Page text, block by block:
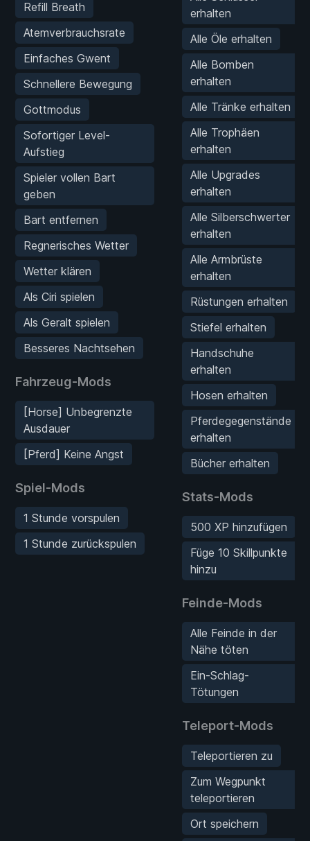
Refill Breath
Atemverbrauchsrate
Einfaches Gwent
Schnellere Bewegung
Gottmodus
Sofortiger Level-
Aufstieg
Spieler vollen Bart
geben
Bart entfernen
Regnerisches Wetter
Wetter klären
Als Ciri spielen
Als Geralt spielen
Besseres Nachtsehen
Fahrzeug-Mods
[Horse] Unbegrenzte
Ausdauer
[Pferd] Keine Angst
Spiel-Mods
1 Stunde vorspulen
1 Stunde zurückspulen
erhalten
Alle Öle erhalten
Alle Bomben
erhalten
Alle Tränke erhalten
Alle Trophäen
erhalten
Alle Upgrades
erhalten
Alle Silberschwerter
erhalten
Alle Armbrüste
erhalten
Rüstungen erhalten
Stiefel erhalten
Handschuhe
erhalten
Hosen erhalten
Pferdegegenstände
erhalten
Bücher erhalten
Stats-Mods
500 XP hinzufügen
Füge 10 Skillpunkte
hinzu
Feinde-Mods
Alle Feinde in der
Nähe töten
Ein-Schlag-
Tötungen
Teleport-Mods
Teleportieren zu
Zum Wegpunkt
teleportieren
Ort speichern